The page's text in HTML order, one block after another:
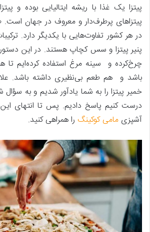
پیتزا یک غذا با ریشه ایتالیایی بوده و
پیتزاهای پرطرف‌دار و معروف در جهان است.
در هر کشور تفاوت‌هایی با یکدیگر دارد.
پنیر پیتزا و سس کچاپ هستند. در این
چرخ‌کرده و سینه مرغ استفاده کرده‌ایم تا
باشد و هم طعم بی‌نظیری داشته باشد.
خمیر پیتزا را به شما یادآور شدیم و به سؤال
درست کنیم پاسخ دادیم. پس تا انتهای
آشپزی مامی کوکینگ را همراهی کنید.